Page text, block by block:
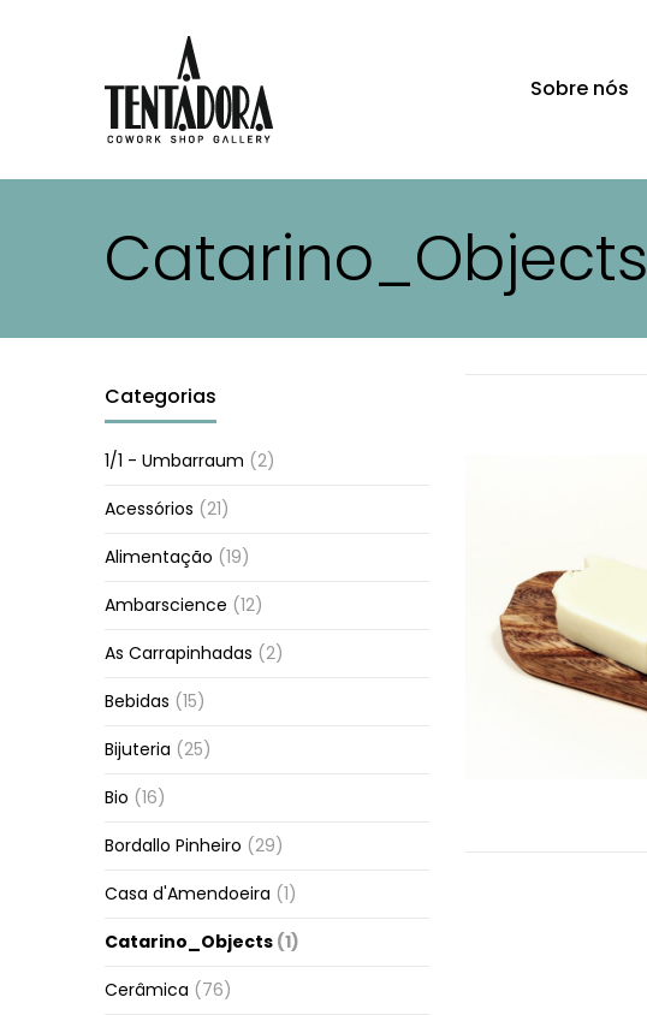
Sobre nós
Catarino_Objects
Categorias
1/1 - Umbarraum (2)
Acessórios (21)
Alimentação (19)
Ambarscience (12)
As Carrapinhadas (2)
Bebidas (15)
Bijuteria (25)
Bio (16)
Bordallo Pinheiro (29)
Casa d'Amendoeira (1)
Catarino_Objects (1)
Cerâmica (76)